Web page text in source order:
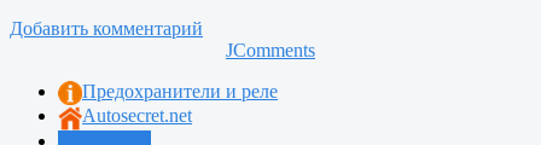
Добавить комментарий
JComments
Предохранители и реле
Autosecret.net